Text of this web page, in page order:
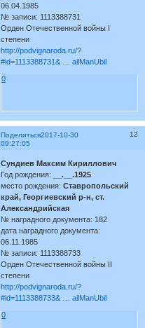
06.04.1985
№ записи: 1113388731
Орден Отечественной войны I
степени
http://podvignaroda.ru/?
#id=1113388731& … ailManUbil
0
Поделиться 12
2017-10-30
09:27:05
Сундиев Максим Кириллович
Год рождения:
__.__.1925
место рождения:Ставропольский
край, Георгиевский р-н, ст.
Александрийская
№ наградного документа: 182
дата наградного документа:
06.11.1985
№ записи: 1113388733
Орден Отечественной войны II
степени
http://podvignaroda.ru/?
#id=1113388733& … ailManUbil
0